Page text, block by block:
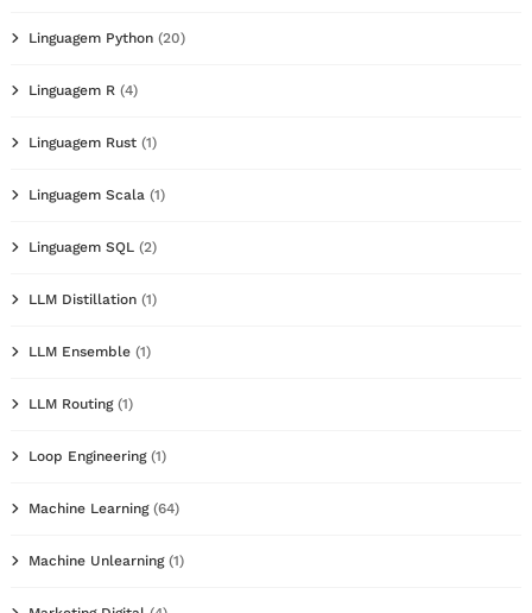
Linguagem Python (20)
Linguagem R (4)
Linguagem Rust (1)
Linguagem Scala (1)
Linguagem SQL (2)
LLM Distillation (1)
LLM Ensemble (1)
LLM Routing(1)
Loop Engineering(1)
Machine Learning(64)
Machine Unlearning(1)